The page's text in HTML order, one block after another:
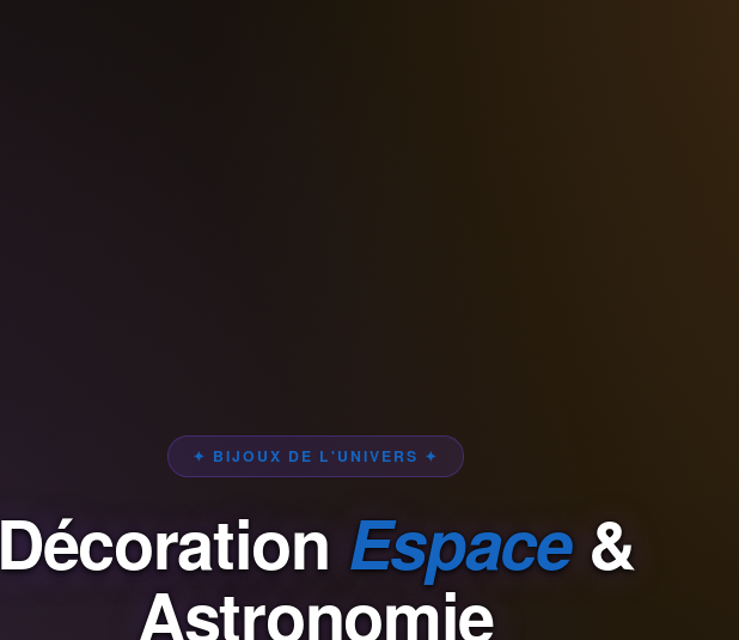
✦ BIJOUX DE L'UNIVERS ✦
Décoration Espace&
Astronomie